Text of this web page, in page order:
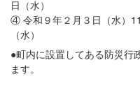
日（水）
④ 令和９年２月３日（水）
（水）
●町内に設置してある防災行
ます。